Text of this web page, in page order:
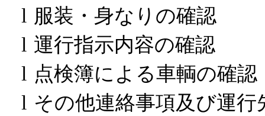
l 服装・身なりの確認
l 運行指示内容の確認
l 点検簿による車輌の確認
l その他連絡事項及び運